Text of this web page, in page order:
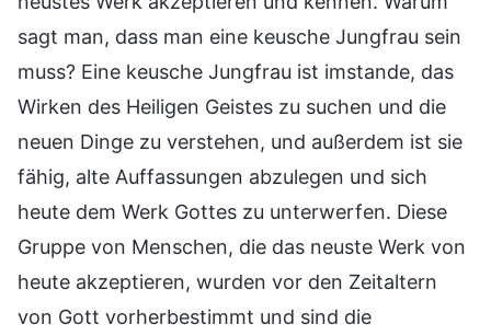
sagt man, dass man eine keusche Jungfrau sein
muss? Eine keusche Jungfrau ist imstande, das
Wirken des Heiligen Geistes zu suchen und die
neuen Dinge zu verstehen, und außerdem ist sie
fähig, alte Auffassungen abzulegen und sich
heute dem Werk Gottes zu unterwerfen. Diese
Gruppe von Menschen, die das neuste Werk von
heute akzeptieren, wurden vor den Zeitaltern
von Gott vorherbestimmt und sind die